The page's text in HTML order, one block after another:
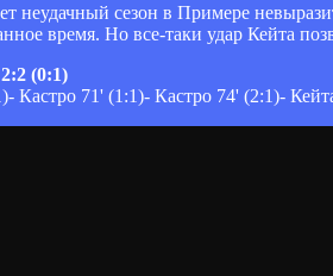
неудачный сезон в Примере
время. Но все-таки удар Кейта
(0:1)
Кастро 71' (1:1)- Кастро 74' (2:1)-